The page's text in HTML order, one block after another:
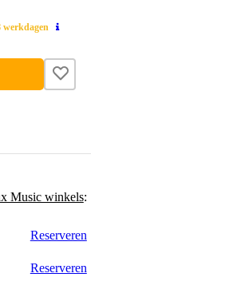
werkdagen
Music winkels:
Reserveren
Reserveren